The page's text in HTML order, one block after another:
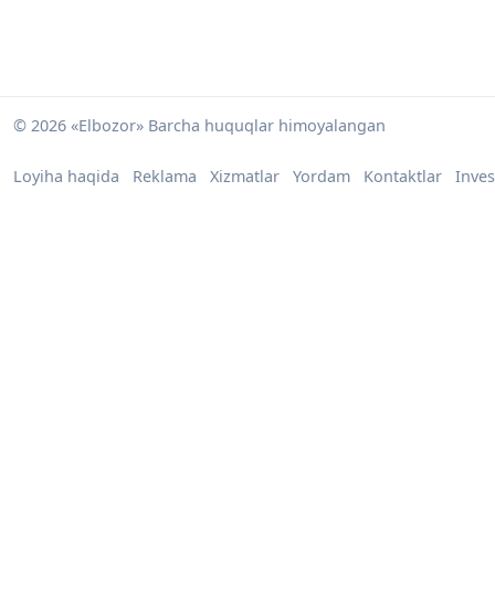
© 2026 «Elbozor» Barcha huquqlar himoyalangan
Loyiha haqida Reklama Xizmatlar Yordam Kontaktlar